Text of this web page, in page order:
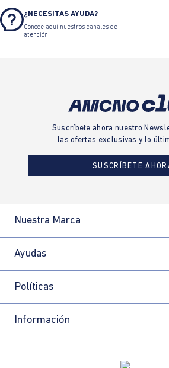
¿NECESITAS AYUDA?
Conoce aquí nuestros canales de
atención.
Suscríbete ahora nuestro
las ofertas exclusivas y lo
SUSCRÍBETE
Nuestra Marca
Ayudas
Políticas
Información